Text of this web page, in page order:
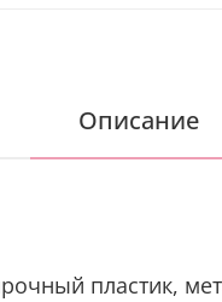
Описание
пластик,